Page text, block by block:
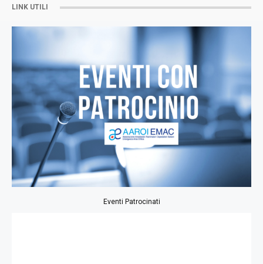
LINK UTILI
Eventi Patrocinati